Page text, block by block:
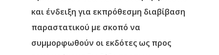
και ένδειξη για εκπρόθεσμη διαβίβαση
παραστατικού με σκοπό να
συμμορφωθούν οι εκδότες ως προς